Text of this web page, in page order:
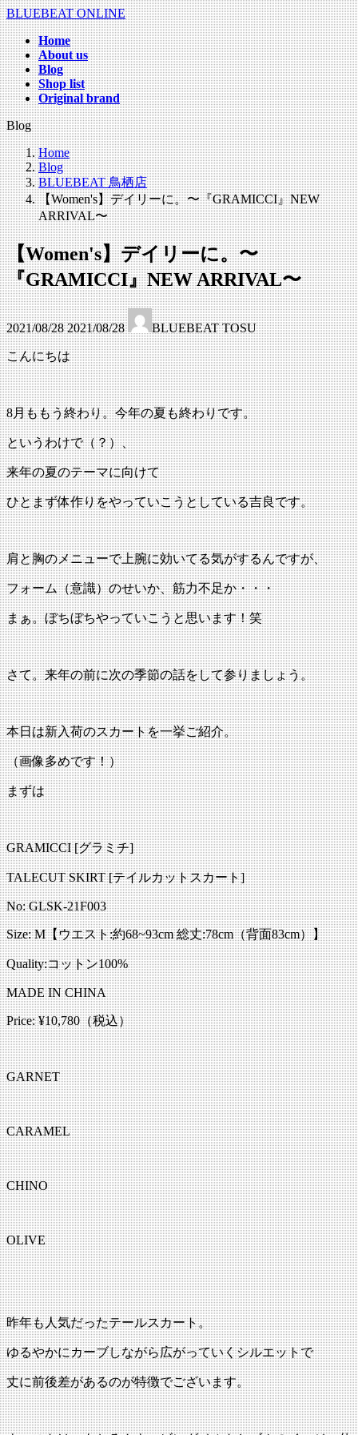
コ
ン
テ
ン
ツ
へ
ス
キ
ッ
プ
ナ
ビ
ゲ
ー
シ
ョ
ン
に
移
動
BLUEBEAT ONLINE
Home
About us
Blog
Shop list
Original brand
Blog
Home
Blog
BLUEBEAT 鳥栖店
【Women's】デイリーに。〜『GRAMICCI』NEW
ARRIVAL〜
【Women's】デイリーに。〜
『GRAMICCI』NEW ARRIVAL〜
2021/08/28
最
終
更
新
日
時
:
2021/08/28 BLUEBEAT TOSU
こんにちは
8月ももう終わり。今年の夏も終わりです。
というわけで（？）、
来年の夏のテーマに向けて
ひとまず体作りをやっていこうとしている吉良です。
肩と胸のメニューで上腕に効いてる気がするんですが、
フォーム（意識）のせいか、筋力不足か・・・
まぁ。ぼちぼちやっていこうと思います！笑
さて。来年の前に次の季節の話をして参りましょう。
本日は新入荷のスカートを一挙ご紹介。
（画像多めです！）
まずは
GRAMICCI [グラミチ]
TALECUT SKIRT [テイルカットスカート]
No: GLSK-21F003
Size: M【ウエスト:約68~93cm 総丈:78cm（背面83cm）】
Quality:コットン100%
MADE IN CHINA
Price: ¥10,780（税込）
GARNET
CARAMEL
CHINO
OLIVE
昨年も人気だったテールスカート。
ゆるやかにカーブしながら広がっていくシルエットで
丈に前後差があるのが特徴でございます。